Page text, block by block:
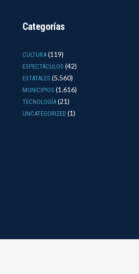
Categorías
CULTURA(119)
ESPECTÁCULOS (42)
ESTATALES (5.560)
MUNICIPIOS (1.616)
TECNOLOGÍA(21)
UNCATEGORIZED (1)